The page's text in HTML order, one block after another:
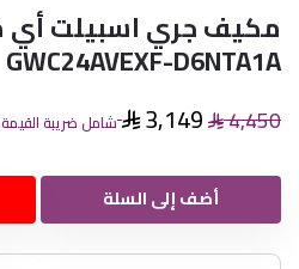
GWC24AVEXF-D6NTA1A
3,149 4,450 شامل ضريبة
أضف إلى السلة